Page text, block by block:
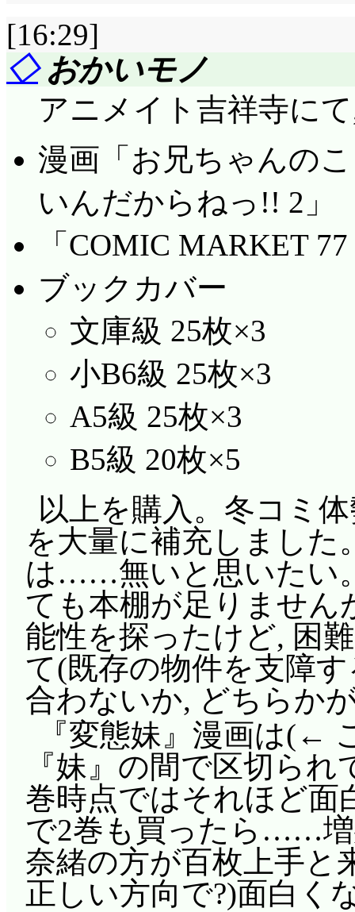
[16:29]
◇おかいモノ
アニメイト吉祥寺に
漫画「お兄ちゃんの
いんだからねっ!! 2」
「COMIC MARKET
ブックカバー
文庫級 25枚×3
小B6級 25枚×3
A5級 25枚×3
B5級 20枚×5
以上を購入。冬コミ
を大量に補充しまし
は……無いと思いたい
ても本棚が足りません
能性を探ったけど, 困
て(既存の物件を支障
合わないか, どちらか
『変態妹』漫画は(←
『妹』の間で区切ら
巻時点ではそれほど面
で2巻も買ったら……増
奈緒の方が百枚上手と
正しい方向で?)面白く